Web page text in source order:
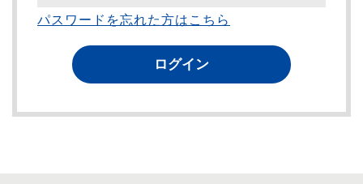
パスワードを忘れた方はこちら